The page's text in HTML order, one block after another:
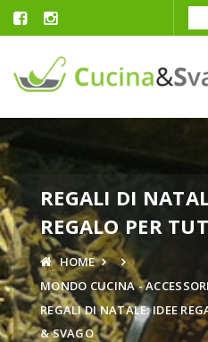
REGALI DI
REGALO PER
HOME
MONDO CUCINA -
REGALI DI NATALE: IDEE
& SVAGO